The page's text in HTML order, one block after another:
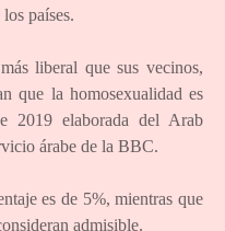
países.
liberal que sus vecinos,
que la homosexualidad es
2019 elaborada del Arab
árabe de la BBC.
es de 5%, mientras que
admisible.